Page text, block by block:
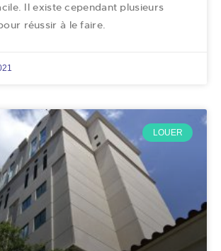
Il existe cependant plusieurs
réussir à le faire.
LOUER